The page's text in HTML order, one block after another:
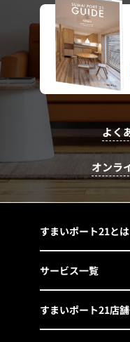
よく
オンラ
すまいポート21とは
サービス一覧
すまいポート21店